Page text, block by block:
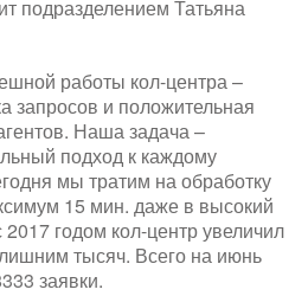
подразделением Татьяна
работы кол-центра –
запросов и положительная
Наша задача –
подход к каждому
мы тратим на обработку
15 мин. даже в высокий
годом кол-центр увеличил
тысяч. Всего на июнь
заявки.